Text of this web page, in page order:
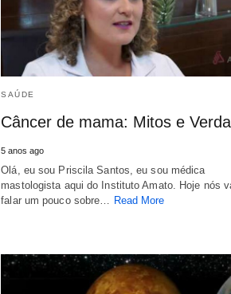
SAÚDE
Câncer de mama: Mitos e
5 anos ago
Olá, eu sou Priscila Santos, eu sou médica
mastologista aqui do Instituto Amato. Hoje nós
falar um pouco sobre… Read More